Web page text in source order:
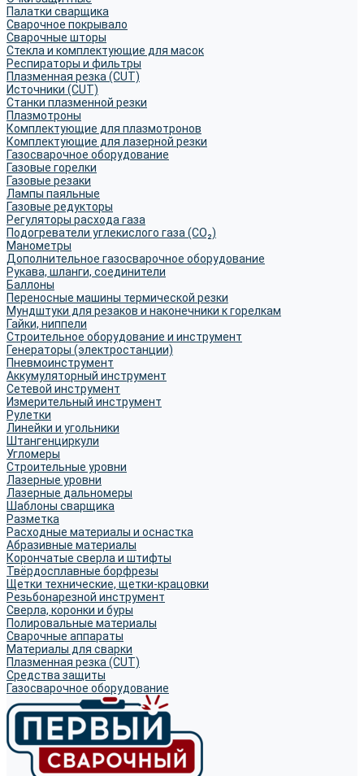
Палатки сварщика
Сварочное покрывало
Сварочные шторы
Стекла и комплектующие для масок
Респираторы и фильтры
Плазменная резка (CUT)
Источники (CUT)
Станки плазменной резки
Плазмотроны
Комплектующие для плазмотронов
Комплектующие для лазерной резки
Газосварочное оборудование
Газовые горелки
Газовые резаки
Лампы паяльные
Газовые редукторы
Регуляторы расхода газа
Подогреватели углекислого газа (CO₂)
Манометры
Дополнительное газосварочное оборудование
Рукава, шланги, соединители
Баллоны
Переносные машины термической резки
Мундштуки для резаков и наконечники к горелкам
Гайки, ниппели
Строительное оборудование и инструмент
Генераторы (электростанции)
Пневмоинструмент
Аккумуляторный инструмент
Сетевой инструмент
Измерительный инструмент
Рулетки
Линейки и угольники
Штангенциркули
Угломеры
Строительные уровни
Лазерные уровни
Лазерные дальномеры
Шаблоны сварщика
Разметка
Расходные материалы и оснастка
Абразивные материалы
Корончатые сверла и штифты
Твёрдосплавные борфрезы
Щетки технические, щетки-крацовки
Резьбонарезной инструмент
Сверла, коронки и буры
Полировальные материалы
Сварочные аппараты
Материалы для сварки
Плазменная резка (CUT)
Средства защиты
Газосварочное оборудование